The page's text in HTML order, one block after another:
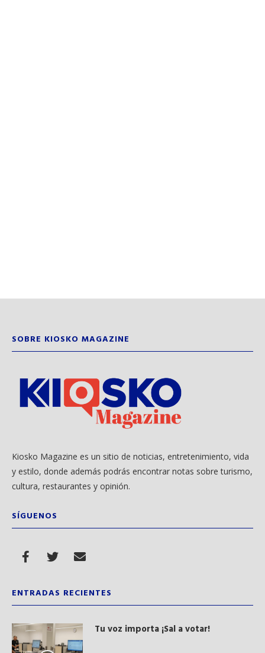
SOBRE KIOSKO MAGAZINE
Kiosko Magazine es un sitio de noticias, entretenimiento, vida
y estilo, donde además podrás encontrar notas sobre turismo,
cultura, restaurantes y opinión.
SÍGUENOS
ENTRADAS RECIENTES
Tu voz importa ¡Sal a votar!